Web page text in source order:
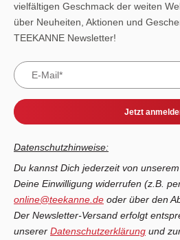
vielfältigen Geschmack der weiten
über Neuheiten, Aktionen und
TEEKANNE Newsletter!
Jetzt
Datenschutzhinweise:
Du kannst Dich jederzeit von
Deine Einwilligung widerrufen (z.B.
online@teekanne.de oder über den
Der Newsletter-Versand erfolgt
unserer Datenschutzerklärung und